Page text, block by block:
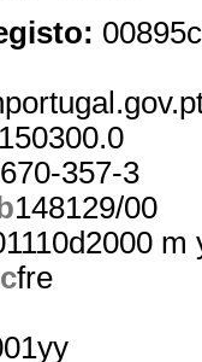
357-3
148129/00
m
fre